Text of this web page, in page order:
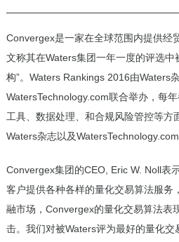
Convergex是一家在全球范围内提供经
文称其在Waters集团一年一度的评选中
构”。Waters Rankings 2016由Waters
WatersTechnology.com联合举办，每
工具、数据处理、和合规风险管控等方
Waters杂志以及WatersTechnology.com
Convergex集团的CEO, Eric W. Noll表
客户提供各种各样的量化交易算法服务
融市场，Convergex的量化交易算法表
击。我们对被Waters评为最好的量化